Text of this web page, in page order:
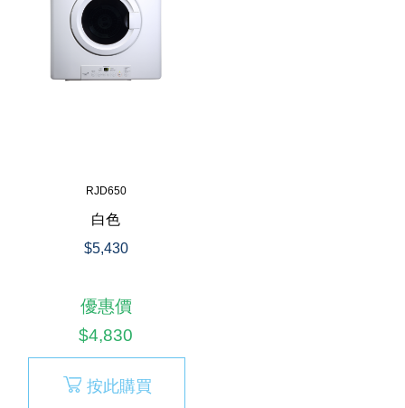
RJD650
白色
$5,430
優惠價
$4,830
按此購買